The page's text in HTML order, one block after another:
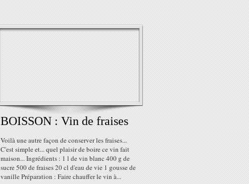
BOISSON : Vin de fraises
Voilà une autre façon de conserver les fraises...
C'est simple et... quel plaisir de boire ce vin fait
maison... Ingrédients : 1 l de vin blanc 400 g de
sucre 500 de fraises 20 cl d'eau de vie 1 gousse de
vanille Préparation : Faire chauffer le vin à...